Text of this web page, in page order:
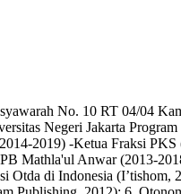
No. 10 RT 04/04
Negeri Jakarta
2019) -Ketua Fraksi
Mathla'ul Anwar (2013-
di Indonesia